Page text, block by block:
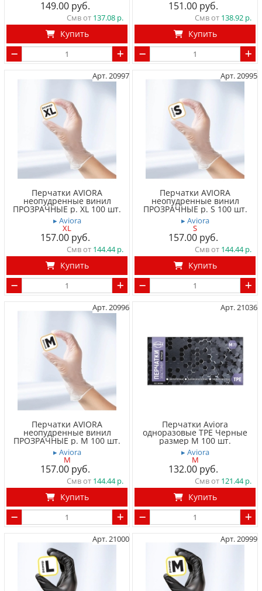
149.00
Смв от 137.08
Купить
151.00
Смв от 138.92
Купить
Арт. 20997
Перчатки AVIORA
неопудренные винил
ПРОЗРАЧНЫЕ р. XL 100 шт.
▸ Aviora
XL
157.00
Смв от 144.44
Купить
Арт. 20995
Перчатки AVIORA
неопудренные винил
ПРОЗРАЧНЫЕ р. S 100 шт.
▸ Aviora
S
157.00
Смв от 144.44
Купить
Арт. 20996
Перчатки AVIORA
неопудренные винил
ПРОЗРАЧНЫЕ р. M 100 шт.
▸ Aviora
M
157.00
Смв от 144.44
Купить
Арт. 21036
Перчатки Aviora
одноразовые TPE Черные
размер M 100 шт.
▸ Aviora
M
132.00
Смв от 121.44
Купить
Арт. 21000 Арт. 20999